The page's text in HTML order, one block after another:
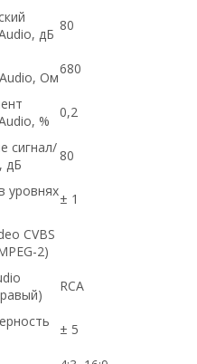
дБ
80
Ом
680
%
0,2
сигнал/
дБ
80
уровнях± 1
CVBS
2)
RCA
± 5